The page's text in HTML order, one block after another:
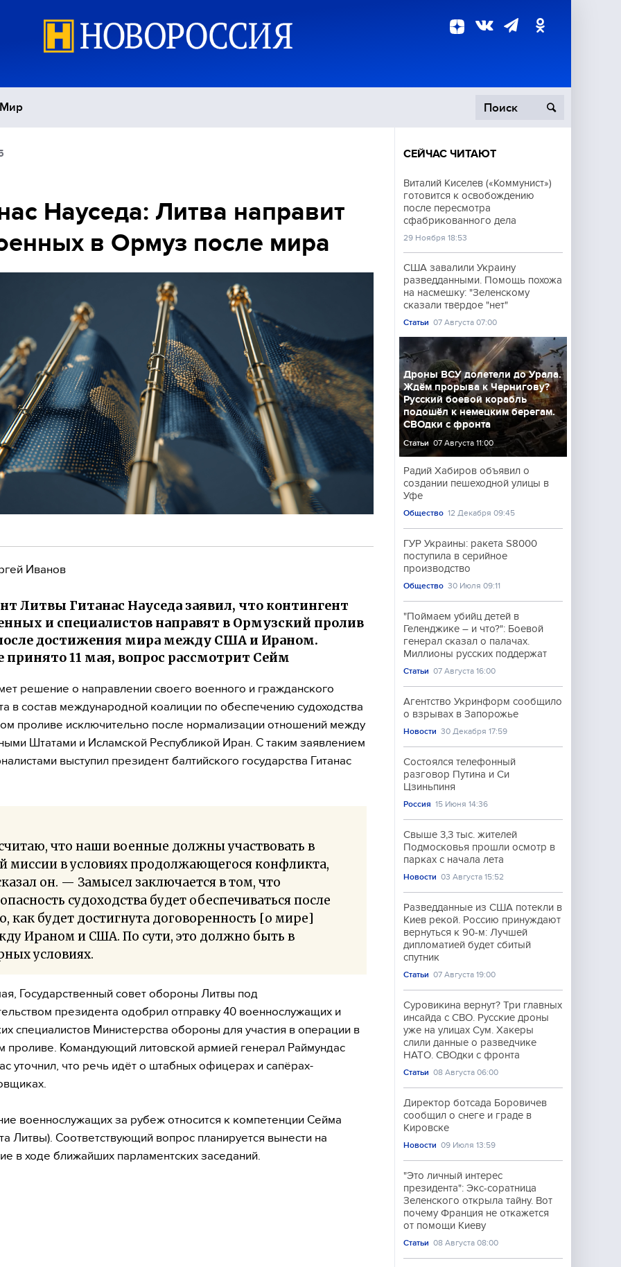
Мир
Экономика
Происшествия
Спорт
Науседа: Литва направит
в Ормуз после мира
Иванов
Литвы Гитанас Науседа заявил, что контингент
и специалистов направят в Ормузский пролив
достижения мира между США и Ираном.
принято 11 мая, вопрос рассмотрит Сейм
решение о направлении своего военного и гражданского
в состав международной коалиции по обеспечению судоходства
проливе исключительно после нормализации отношений между
Штатами и Исламской Республикой Иран. С таким заявлением
выступил президент балтийского государства Гитанас
что наши военные должны участвовать в
миссии в условиях продолжающегося конфликта,
он. — Замысел заключается в том, что
судоходства будет обеспечиваться после
как будет достигнута договоренность [о мире]
Ираном и США. По сути, это должно быть в
условиях.
Государственный совет обороны Литвы под
президента одобрил отправку 40 военнослужащих и
специалистов Министерства обороны для участия в операции в
проливе. Командующий литовской армией генерал Раймундас
уточнил, что речь идёт о штабных офицерах и сапёрах-
военнослужащих за рубеж относится к компетенции Сейма
Литвы). Соответствующий вопрос планируется вынести на
в ходе ближайших парламентских заседаний.
СЕЙЧАС ЧИТАЮТ
Виталий Киселев («Коммунист»)
готовится к освобождению
после пересмотра
сфабрикованного дела
29 Ноября 18:53
США завалили Украину
разведданными. Помощь похожа
на насмешку: "Зеленскому
сказали твёрдое "нет"
Статьи 07 Августа 07:00
Дроны ВСУ долетели до Урала.
Ждём прорыва к Чернигову?
Русский боевой корабль
подошёл к немецким берегам.
СВОдки с фронта
Статьи 07 Августа 11:00
Радий Хабиров объявил о
создании пешеходной улицы в
Уфе
Общество 12 Декабря 09:45
ГУР Украины: ракета S8000
поступила в серийное
производство
Общество 30 Июля 09:11
"Поймаем убийц детей в
Геленджике – и что?": Боевой
генерал сказал о палачах.
Миллионы русских поддержат
Статьи 07 Августа 16:00
Агентство Укринформ сообщило
о взрывах в Запорожье
Новости 30 Декабря 17:59
Состоялся телефонный
разговор Путина и Си
Цзиньпиня
Россия 15 Июня 14:36
Свыше 3,3 тыс. жителей
Подмосковья прошли осмотр в
парках с начала лета
Новости 03 Августа 15:52
Разведданные из США потекли в
Киев рекой. Россию принуждают
вернуться к 90-м: Лучшей
дипломатией будет сбитый
спутник
Статьи 07 Августа 19:00
Суровикина вернут? Три главных
инсайда с СВО. Русские дроны
уже на улицах Сум. Хакеры
слили данные о разведчике
НАТО. СВОдки с фронта
Статьи 08 Августа 06:00
Директор ботсада Боровичев
сообщил о снеге и граде в
Кировске
Новости 09 Июля 13:59
"Это личный интерес
президента": Экс-соратница
Зеленского открыла тайну. Вот
почему Франция не откажется
от помощи Киеву
Статьи 08 Августа 08:00